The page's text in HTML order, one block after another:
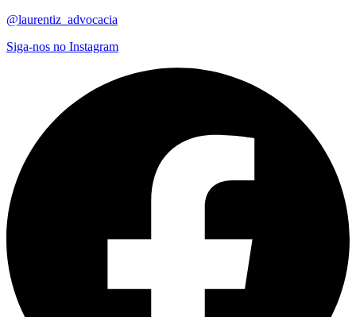
@laurentiz_advocacia
Siga-nos no Instagram